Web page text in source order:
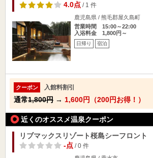
4.0点/ 1 件
鹿児島県 / 熊毛郡屋久島町
営業時間 15:00～22:00
入浴料金 1,800円～
日帰り 宿泊
クーポン 入館料割引
通常1,800円 → 1,600円（200円お得！）
近くのオススメ温泉クーポン
リブマックスリゾート桜島シーフロント
-点/ 0 件